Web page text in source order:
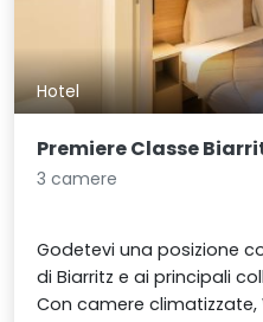
Hotel
Premiere Classe
3 camere
Godetevi una posizione
di Biarritz e ai principali
Con camere